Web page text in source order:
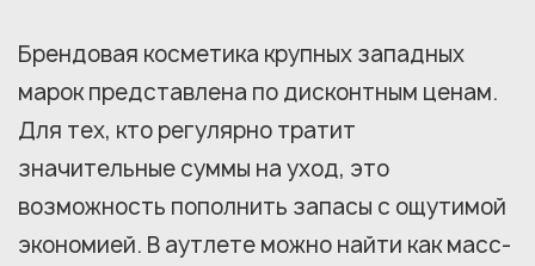
Брендовая косметика крупных западных
марок представлена по дисконтным ценам.
Для тех, кто регулярно тратит
значительные суммы на уход, это
возможность пополнить запасы с ощутимой
экономией. В аутлете можно найти как масс-